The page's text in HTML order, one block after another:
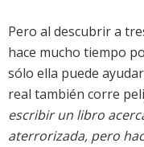
Pero al descubrir a
hace mucho tiempo
sólo ella puede
real también corre
escribir un libro
aterrorizada, pero